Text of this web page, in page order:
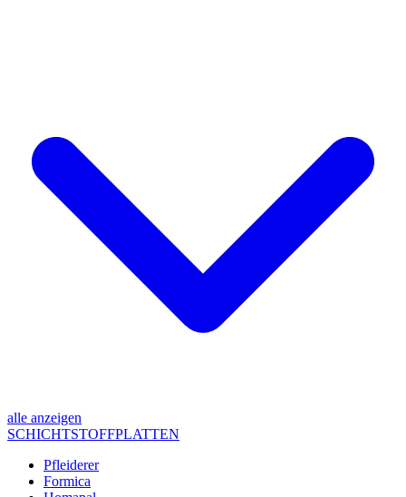
alle anzeigen
SCHICHTSTOFFPLATTEN
Pfleiderer
Formica